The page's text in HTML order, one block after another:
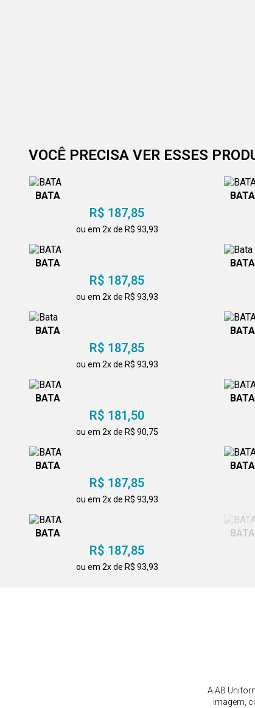
VOCÊ PRECISA VER ESSES
BATA
R$ 187,85
ou em 2x de R$ 93,93
BATA
BATA
R$ 187,85
ou em 2x de R$ 93,93
BATA
R$ 187,85
ou em 2x de R$ 93,93
BATA
BATA
R$ 181,50
ou em 2x de R$ 90,75
BATA
BATA
R$ 187,85
ou em 2x de R$ 93,93
BATA
BATA
R$ 187,85
ou em 2x de R$ 93,93
BATA
A AB
imagem,